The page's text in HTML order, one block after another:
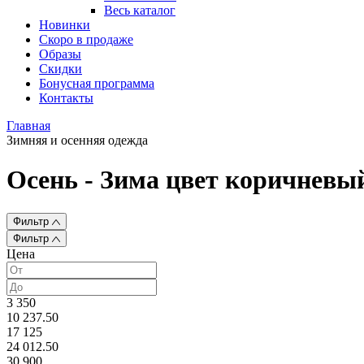
Весь каталог
Новинки
Скоро в продаже
Образы
Скидки
Бонусная программа
Контакты
Главная
Зимняя и осенняя одежда
Осень - Зима цвет
Фильтр
Фильтр
Цена
3 350
10 237.50
17 125
24 012.50
30 900